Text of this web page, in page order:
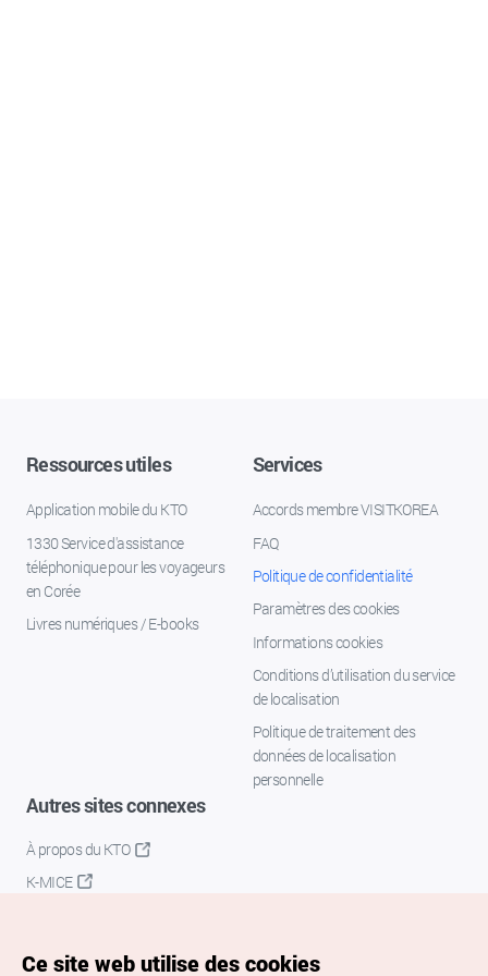
Ressources utiles
Application mobile du KTO
1330 Service d'assistance
téléphonique pour les voyageurs
en Corée
Livres numériques / E-books
Services
Accords membre VISITKOREA
FAQ
Politique de confidentialité
Paramètres des cookies
Informations cookies
Conditions d’utilisation du service
de localisation
Politique de traitement des
données de localisation
personnelle
Autres sites connexes
À propos du KTO
K-MICE
Ce site web utilise des cookies